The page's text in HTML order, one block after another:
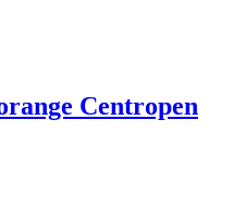
Centropen